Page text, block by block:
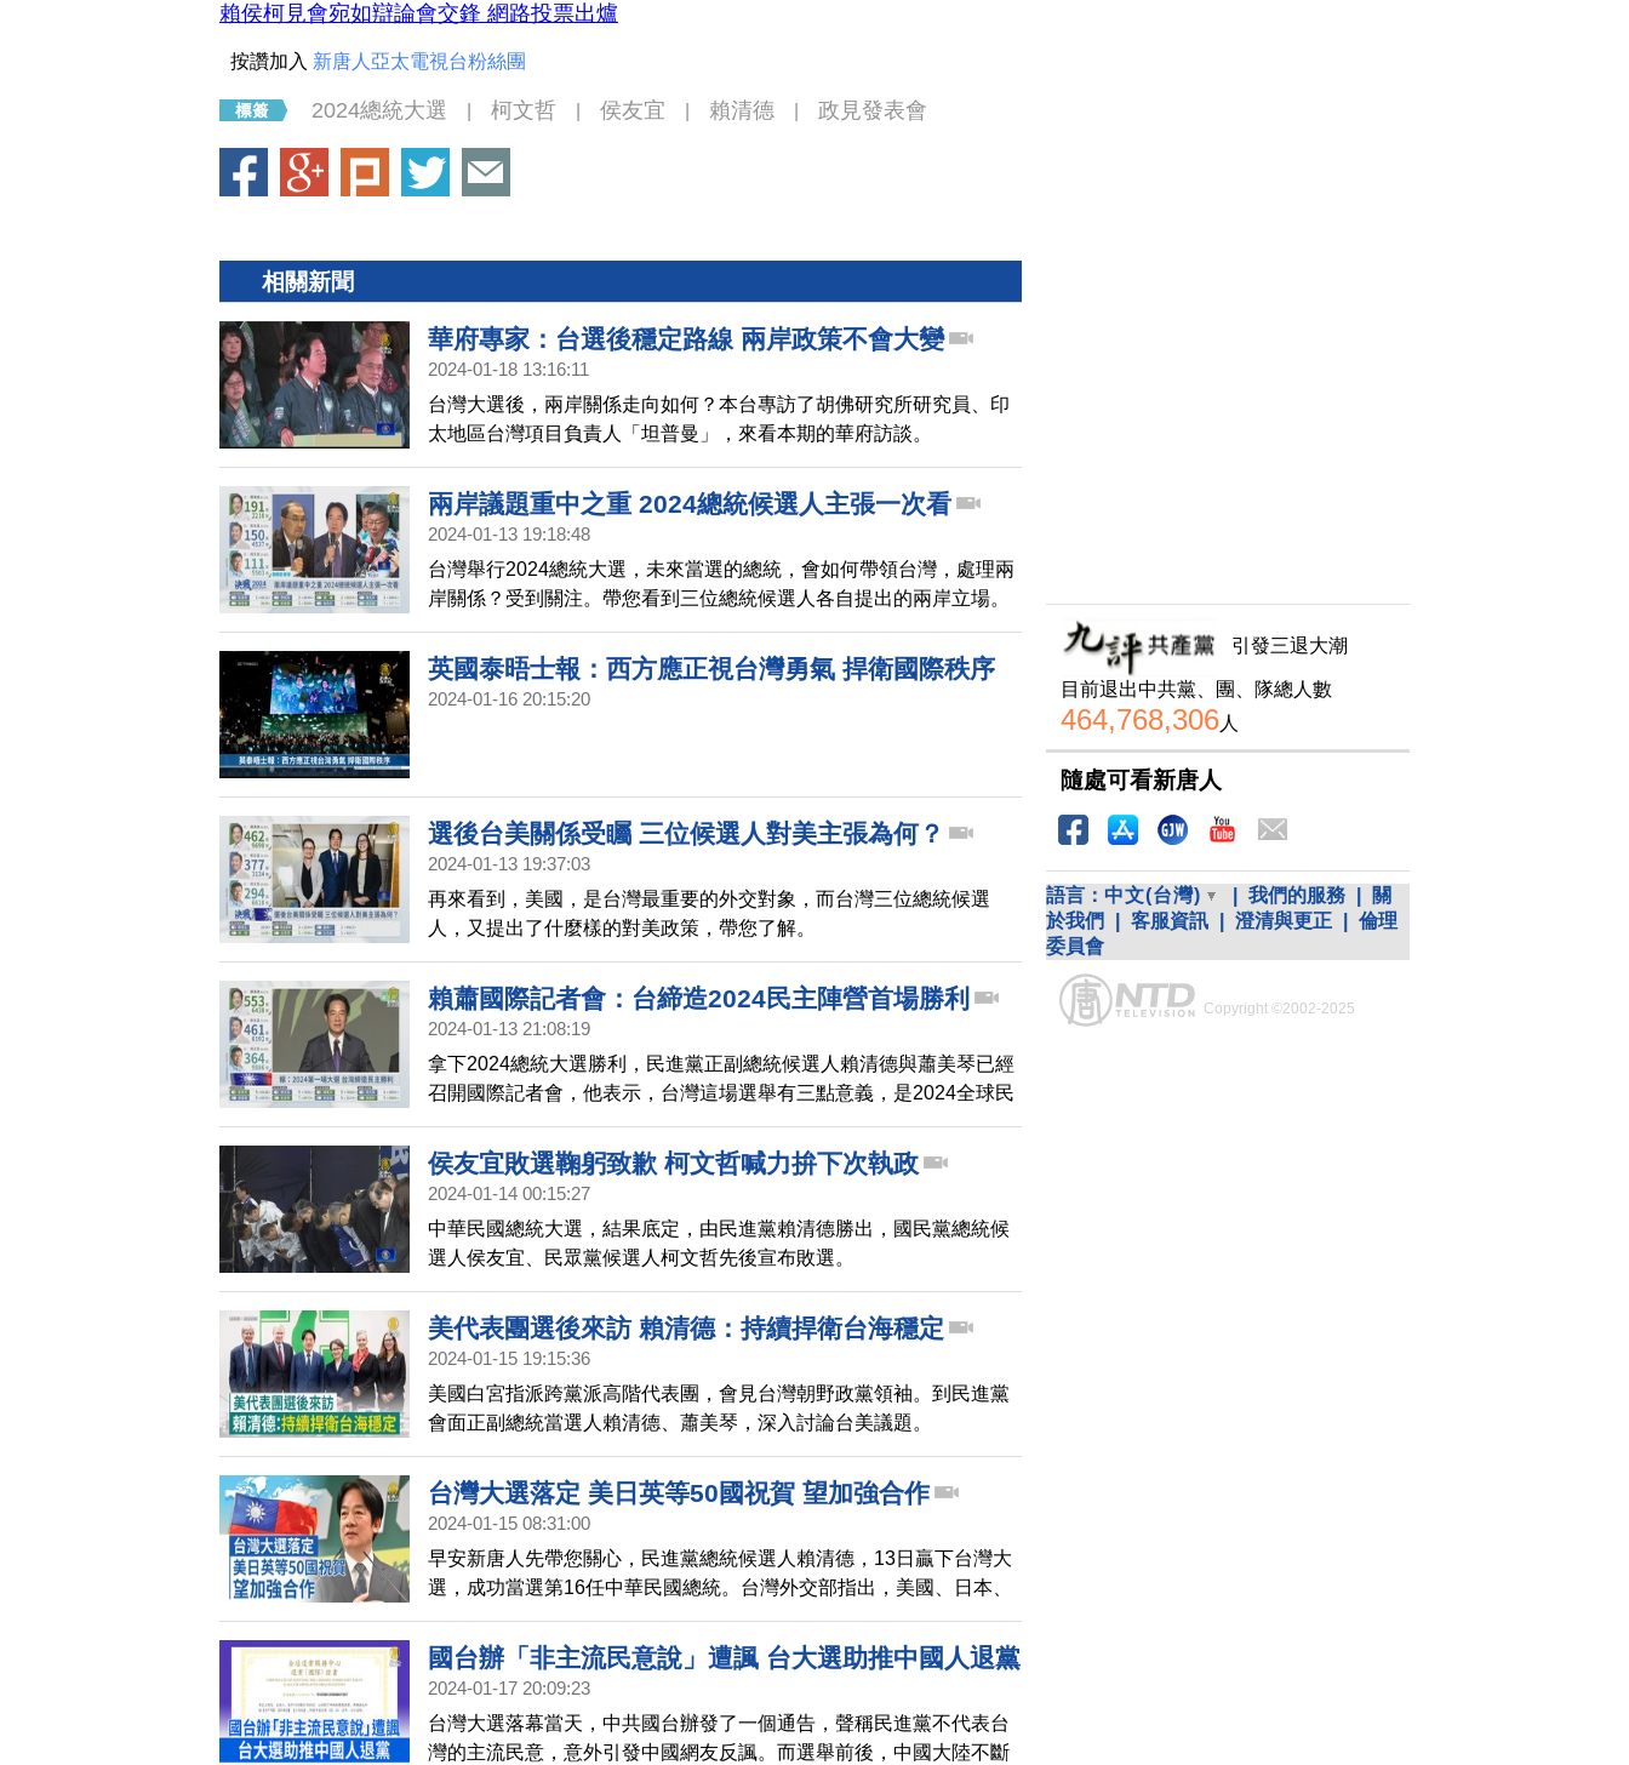
賴侯柯見會宛如辯論會交鋒 網路投票出爐
按讚加入 新唐人亞太電視台粉絲團
2024總統大選 柯文哲 侯友宜 賴清德 政見發表會
相關新聞
華府專家：台選後穩定路線 兩岸政策不會大變
2024-01-18 13:16:11
台灣大選後，兩岸關係走向如何？本台專訪了胡佛研究所研究員、印
太地區台灣項目負責人「坦普曼」，來看本期的華府訪談。
兩岸議題重中之重 2024總統候選人主張一次看
2024-01-13 19:18:48
台灣舉行2024總統大選，未來當選的總統，會如何帶領台灣，處理兩
岸關係？受到關注。帶您看到三位總統候選人各自提出的兩岸立場。
英國泰晤士報：西方應正視台灣勇氣 捍衛國際秩序
2024-01-16 20:15:20
選後台美關係受矚 三位候選人對美主張為何？
2024-01-13 19:37:03
再來看到，美國，是台灣最重要的外交對象，而台灣三位總統候選
人，又提出了什麼樣的對美政策，帶您了解。
賴蕭國際記者會：台締造2024民主陣營首場勝利
2024-01-13 21:08:19
拿下2024總統大選勝利，民進黨正副總統候選人賴清德與蕭美琴已經
召開國際記者會，他表示，台灣這場選舉有三點意義，是2024全球民
主陣營首場勝利。
侯友宜敗選鞠躬致歉 柯文哲喊力拚下次執政
2024-01-14 00:15:27
中華民國總統大選，結果底定，由民進黨賴清德勝出，國民黨總統候
選人侯友宜、民眾黨候選人柯文哲先後宣布敗選。
美代表團選後來訪 賴清德：持續捍衛台海穩定
2024-01-15 19:15:36
美國白宮指派跨黨派高階代表團，會見台灣朝野政黨領袖。到民進黨
會面正副總統當選人賴清德、蕭美琴，深入討論台美議題。
台灣大選落定 美日英等50國祝賀 望加強合作
2024-01-15 08:31:00
早安新唐人先帶您關心，民進黨總統候選人賴清德，13日贏下台灣大
選，成功當選第16任中華民國總統。台灣外交部指出，美國、日本、
法國、英國、德國、澳洲等超過50個國家行政部門或國會向台灣祝
賀。
國台辦「非主流民意說」遭諷 台大選助推中國人退黨
2024-01-17 20:09:23
台灣大選落幕當天，中共國台辦發了一個通告，聲稱民進黨不代表台
灣的主流民意，意外引發中國網友反諷。而選舉前後，中國大陸不斷
引發三退大潮
目前退出中共黨、團、隊總人數
464,768,306人
隨處可看新唐人
語言： 中文(台灣) 我們的服務
關
於我們
客服資訊 澄清與更正
倫理
委員會
Copyright ©2002-2025